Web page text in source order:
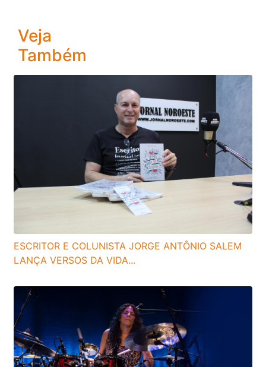
Veja
Também
ESCRITOR E COLUNISTA JORGE ANTÔNIO SALEM
LANÇA VERSOS DA VIDA...